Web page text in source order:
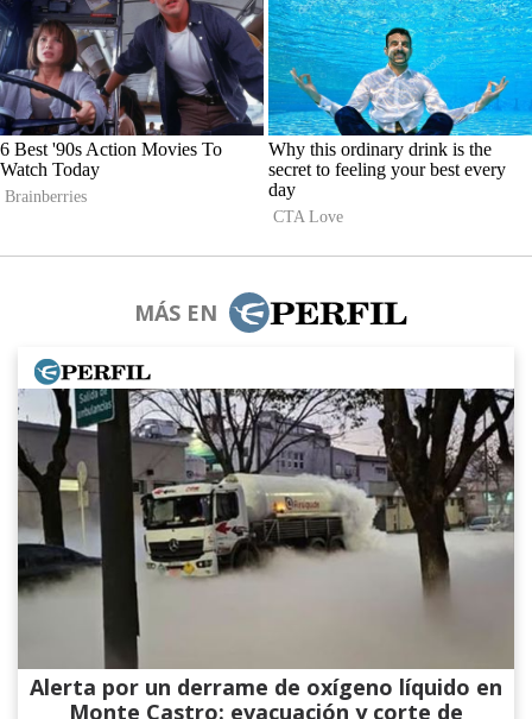
MÁS EN
Alerta por un derrame de oxígeno líquido en
Monte Castro: evacuación y corte de